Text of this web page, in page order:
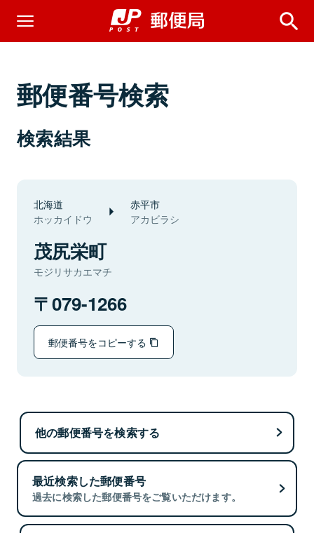
郵便番号検索
検索結果
北海道
ホッカイドウ
赤平市
アカビラシ
茂尻栄町
モジリサカエマチ
079-1266
郵便番号をコピーする
他の郵便番号を検索する
最近検索した郵便番号
過去に検索した郵便番号をご覧いただけます。